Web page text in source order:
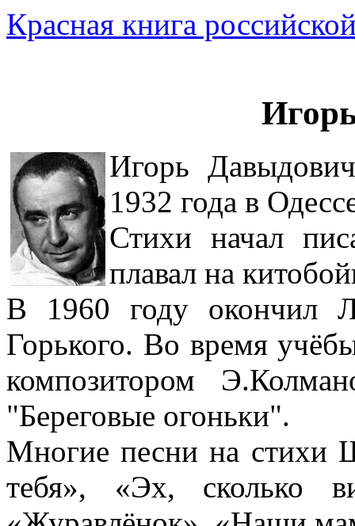
Красная книга
Игорь
1932 года в
Стихи начал
плавал на
В 1960 году окончил
Горького. Во время
композитором
"Береговые огоньки".
Многие песни на стихи
тебя», «Эх, сколько